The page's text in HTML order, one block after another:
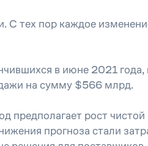
С тех пор каждое
в июне 2021 года,
на сумму $566 млрд.
предполагает рост
прогноза стали